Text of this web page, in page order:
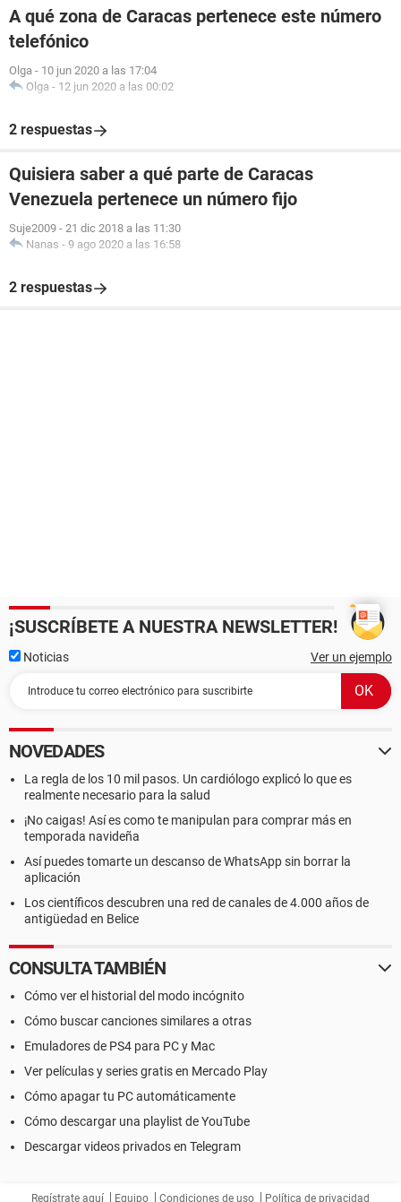
A qué zona de Caracas pertenece este número
telefónico
Olga - 10 jun 2020 a las 17:04
Olga - 12 jun 2020 a las 00:02
2 respuestas
Quisiera saber a qué parte de Caracas
Venezuela pertenece un número fijo
Suje2009 - 21 dic 2018 a las 11:30
Nanas - 9 ago 2020 a las 16:58
2 respuestas
¡SUSCRÍBETE A NUESTRA NEWSLETTER!
Noticias Ver un ejemplo
NOVEDADES
La regla de los 10 mil pasos. Un cardiólogo explicó lo que es
realmente necesario para la salud
¡No caigas! Así es como te manipulan para comprar más en
temporada navideña
Así puedes tomarte un descanso de WhatsApp sin borrar la
aplicación
Los científicos descubren una red de canales de 4.000 años de
antigüedad en Belice
CONSULTA TAMBIÉN
Cómo ver el historial del modo incógnito
Cómo buscar canciones similares a otras
Emuladores de PS4 para PC y Mac
Ver películas y series gratis en Mercado Play
Cómo apagar tu PC automáticamente
Cómo descargar una playlist de YouTube
Descargar videos privados en Telegram
Regístrate aquí Equipo Condiciones de uso Política de privacidad